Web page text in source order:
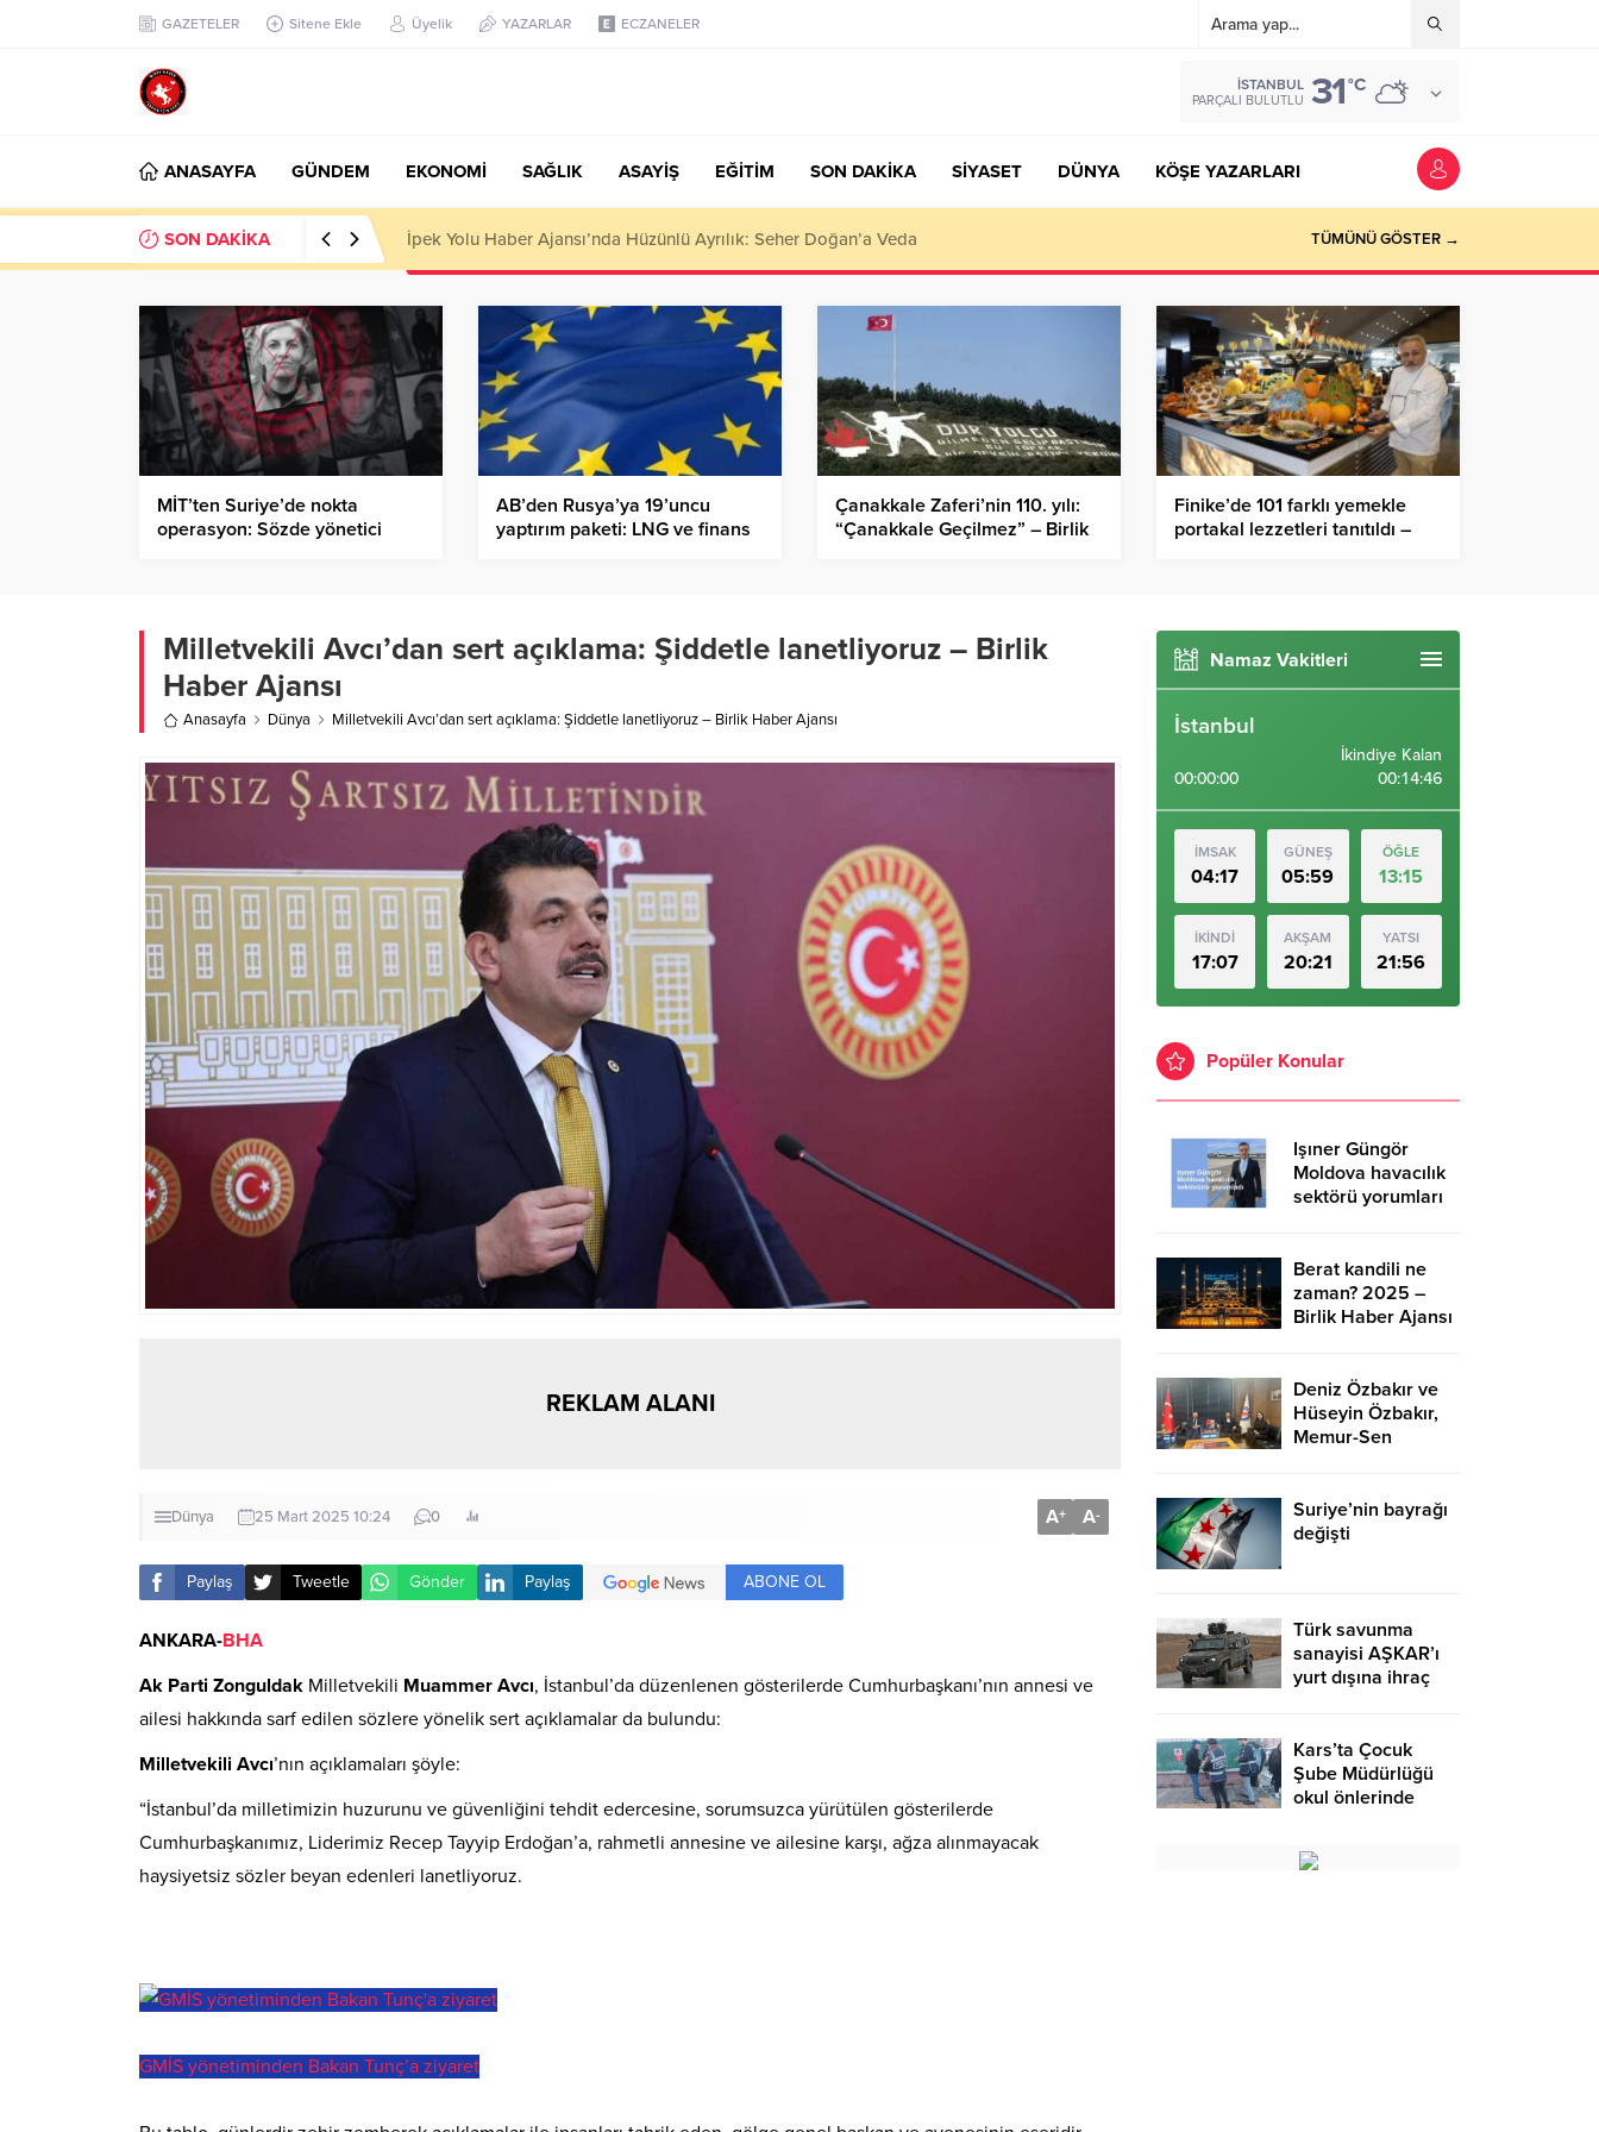
GAZETELER Sitene Ekle Üyelik YAZARLAR ECZANELER
İSTANBUL
PARÇALI BULUTLU 31°C
ANASAYFA GÜNDEM EKONOMİ SAĞLIK ASAYİŞ EĞİTİM SON DAKİKA SİYASET DÜNYA KÖŞE YAZARLARI
SON DAKİKA Başkan Nihat Öztürk, Şanahan’da Hacı Eryaman’a Misafir Oldu TÜMÜNÜ GÖSTER →
MİT’ten Suriye’de nokta
operasyon: Sözde yönetici
AB’den Rusya’ya 19’uncu
yaptırım paketi: LNG ve finans
Çanakkale Zaferi’nin 110. yılı:
“Çanakkale Geçilmez” – Birlik
Finike’de 101 farklı yemekle
portakal lezzetleri tanıtıldı –
Milletvekili Avcı’dan sert açıklama: Şiddetle lanetliyoruz – Birlik
Haber Ajansı
Anasayfa Dünya Milletvekili Avcı’dan sert açıklama: Şiddetle lanetliyoruz – Birlik Haber Ajansı
REKLAM ALANI
Dünya 25 Mart 2025 10:24 0 A+ A-
Paylaş Tweetle Gönder Paylaş ABONE OL
ANKARA-BHA
Ak Parti Zonguldak Milletvekili Muammer Avcı, İstanbul’da düzenlenen gösterilerde Cumhurbaşkanı’nın annesi ve
ailesi hakkında sarf edilen sözlere yönelik sert açıklamalar da bulundu:
Milletvekili Avcı’nın açıklamaları şöyle:
“İstanbul’da milletimizin huzurunu ve güvenliğini tehdit edercesine, sorumsuzca yürütülen gösterilerde
Cumhurbaşkanımız, Liderimiz Recep Tayyip Erdoğan’a, rahmetli annesine ve ailesine karşı, ağza alınmayacak
haysiyetsiz sözler beyan edenleri lanetliyoruz.
GMİS yönetiminden Bakan Tunç’a ziyaret
Namaz Vakitleri
İstanbul
00:00:00
İkindiye Kalan
00:14:45
İMSAK
04:17
GÜNEŞ
05:59
ÖĞLE
13:15
İKİNDİ
17:07
AKŞAM
20:21
YATSI
21:56
Popüler Konular
Işıner Güngör
Moldova havacılık
sektörü yorumları
Berat kandili ne
zaman? 2025 –
Birlik Haber Ajansı
Deniz Özbakır ve
Hüseyin Özbakır,
Memur-Sen
Haber Ajansı
Suriye’nin bayrağı
değişti
Türk savunma
sanayisi AŞKAR’ı
yurt dışına ihraç
Kars’ta Çocuk
Şube Müdürlüğü
okul önlerinde
Haber Ajansı